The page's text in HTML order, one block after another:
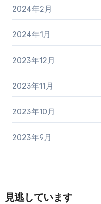
2024年2月
2024年1月
2023年12月
2023年11月
2023年10月
2023年9月
見逃しています